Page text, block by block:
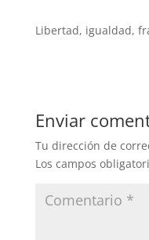
Libertad, igualdad,
Enviar
Tu dirección de
Los campos